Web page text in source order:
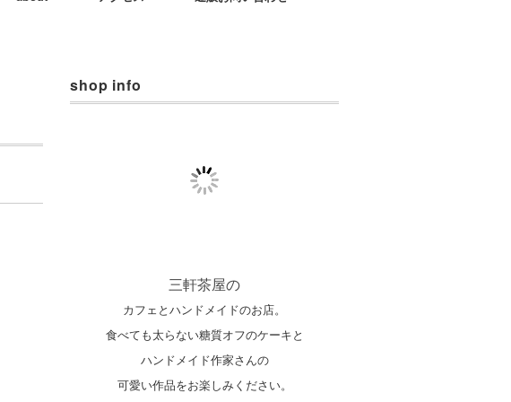
shop info
三軒茶屋の
カフェとハンドメイドのお店。
食べても太らない糖質オフのケーキと
ハンドメイド作家さんの
可愛い作品をお楽しみください。